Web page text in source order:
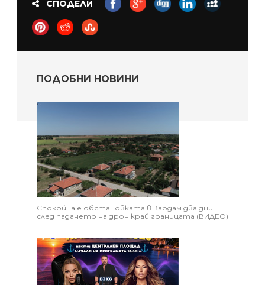
СПОДЕЛИ
ПОДОБНИ НОВИНИ
Спокойна е обстановката в Кардам два дни
след падането на дрон край границата (ВИДЕО)